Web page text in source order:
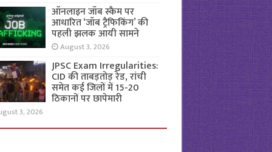
ऑनलाइन जॉब स्कैम पर
आधारित ‘जॉब ट्रैफिकिंग’ की
पहली झलक आयी सामने
August 3, 2026
JPSC Exam Irregularities:
CID की ताबड़तोड़ रेड, रांची
समेत कई जिलों में 15-20
ठिकानों पर छापेमारी
3, 2026